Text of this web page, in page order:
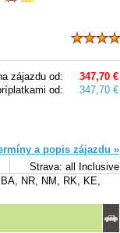
zájazdu od:
347,70 €
od:
347,70 €
a popis zájazdu »
Strava: all Inclusive
NR, NM, RK, KE,